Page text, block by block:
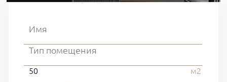
обаяния. Ему уже девяносто, но он вечно молод. Перенести
эту мысль в интерьер нам помогла декоративная штукатурка
силуэт. Стенка с Микки-Маусами между кухней и гостиной
50 м2